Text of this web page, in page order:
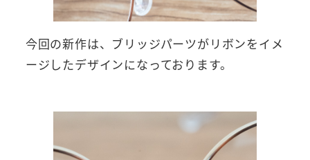
今回の新作は、ブリッジパーツがリボンをイメ
ージしたデザインになっております。